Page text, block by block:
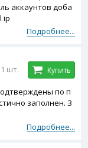
аккаунтов доба
ip
Подробнее...
по п
заполнен. З
Подробнее...
шт.
Купить